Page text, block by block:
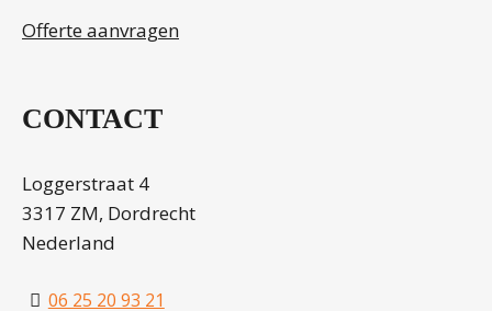
Offerte aanvragen
CONTACT
Loggerstraat 4
3317 ZM, Dordrecht
Nederland
06 25 20 93 21